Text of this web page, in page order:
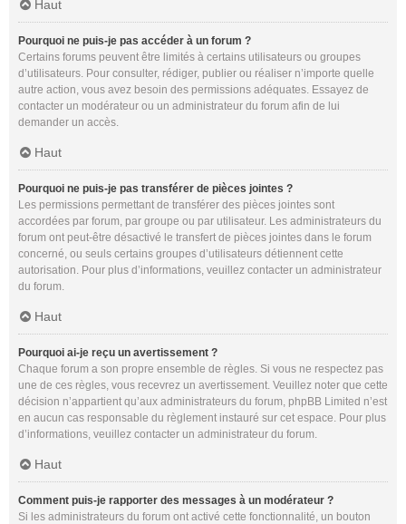
Haut
Pourquoi ne puis-je pas accéder à un forum ?
Certains forums peuvent être limités à certains utilisateurs ou groupes
d’utilisateurs. Pour consulter, rédiger, publier ou réaliser n’importe quelle
autre action, vous avez besoin des permissions adéquates. Essayez de
contacter un modérateur ou un administrateur du forum afin de lui
demander un accès.
Haut
Pourquoi ne puis-je pas transférer de pièces jointes ?
Les permissions permettant de transférer des pièces jointes sont
accordées par forum, par groupe ou par utilisateur. Les administrateurs du
forum ont peut-être désactivé le transfert de pièces jointes dans le forum
concerné, ou seuls certains groupes d’utilisateurs détiennent cette
autorisation. Pour plus d’informations, veuillez contacter un administrateur
du forum.
Haut
Pourquoi ai-je reçu un avertissement ?
Chaque forum a son propre ensemble de règles. Si vous ne respectez pas
une de ces règles, vous recevrez un avertissement. Veuillez noter que cette
décision n’appartient qu’aux administrateurs du forum, phpBB Limited n’est
en aucun cas responsable du règlement instauré sur cet espace. Pour plus
d’informations, veuillez contacter un administrateur du forum.
Haut
Comment puis-je rapporter des messages à un modérateur ?
Si les administrateurs du forum ont activé cette fonctionnalité, un bouton